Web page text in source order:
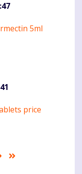
5ml
price
Sekantis